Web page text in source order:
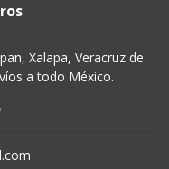
Xalapa, Veracruz de
a todo México.